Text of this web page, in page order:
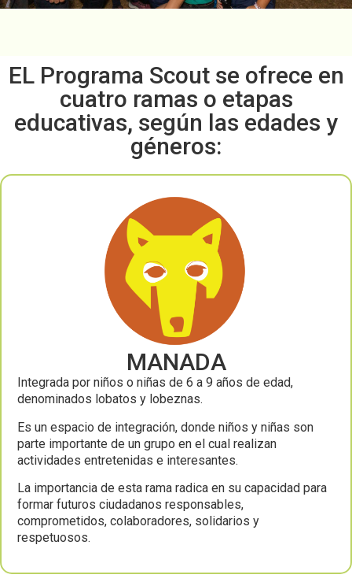
EL Programa Scout se ofrece en
cuatro ramas o etapas
educativas, según las edades y
géneros:
MANADA
Integrada por niños o niñas de 6 a 9 años de edad,
denominados lobatos y lobeznas.
Es un espacio de integración, donde niños y niñas son
parte importante de un grupo en el cual realizan
actividades entretenidas e interesantes.
La importancia de esta rama radica en su capacidad para
formar futuros ciudadanos responsables,
comprometidos, colaboradores, solidarios y
respetuosos.